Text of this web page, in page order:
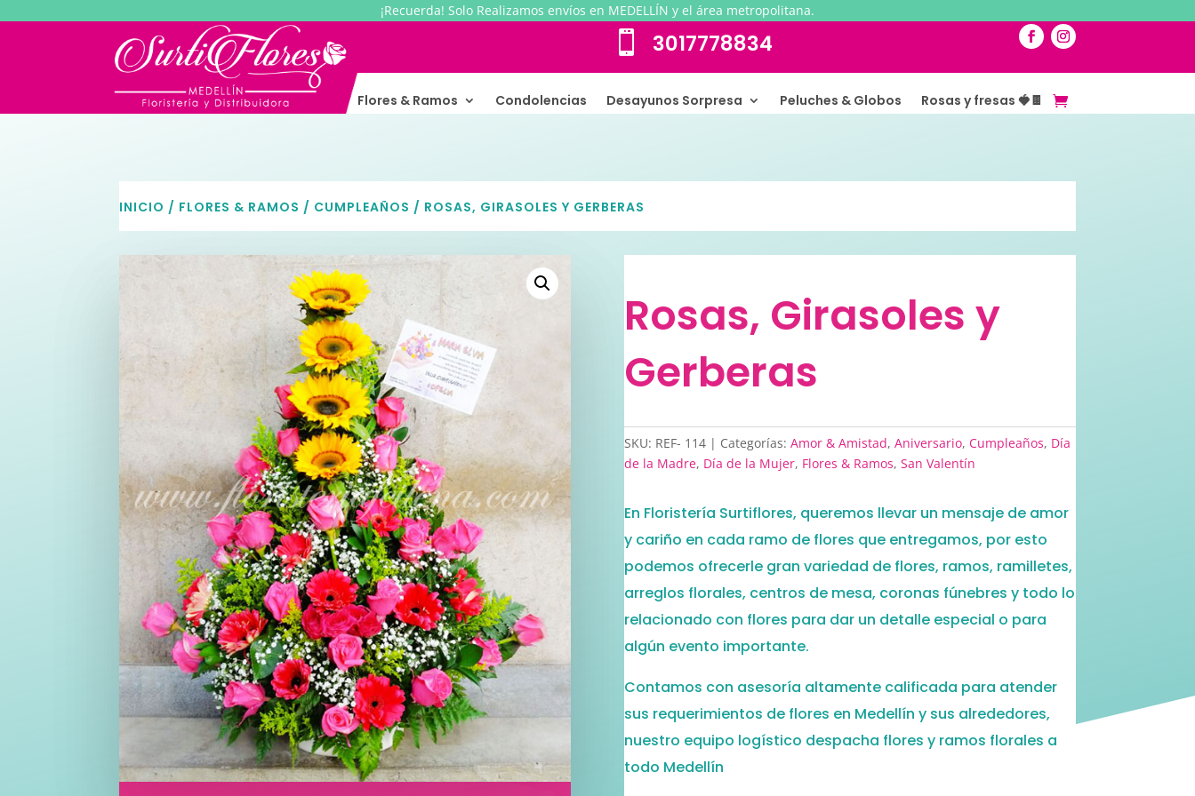
¡Recuerda! Solo Realizamos envíos en MEDELLÍN y el área metropolitana.
 3017778834
Flores & Ramos Condolencias Desayunos Sorpresa Peluches & Globos Rosas y fresas 🍓🍫
INICIO / FLORES & RAMOS / CUMPLEAÑOS / ROSAS, GIRASOLES Y GERBERAS
Rosas, Girasoles y
Gerberas
SKU: REF- 114 Categorías: Amor & Amistad, Aniversario, Cumpleaños, Día
de la Madre, Día de la Mujer, Flores & Ramos, San Valentín
En Floristería Surtiflores, queremos llevar un mensaje de amor
y cariño en cada ramo de flores que entregamos, por esto
podemos ofrecerle gran variedad de flores, ramos, ramilletes,
arreglos florales, centros de mesa, coronas fúnebres y todo lo
relacionado con flores para dar un detalle especial o para
algún evento importante.
Contamos con asesoría altamente calificada para atender
sus requerimientos de flores en Medellín y sus alrededores,
nuestro equipo logístico despacha flores y ramos florales a
todo Medellín